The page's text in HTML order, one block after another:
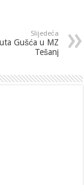
Slijedeća
Gušća u MZ
Tešanj